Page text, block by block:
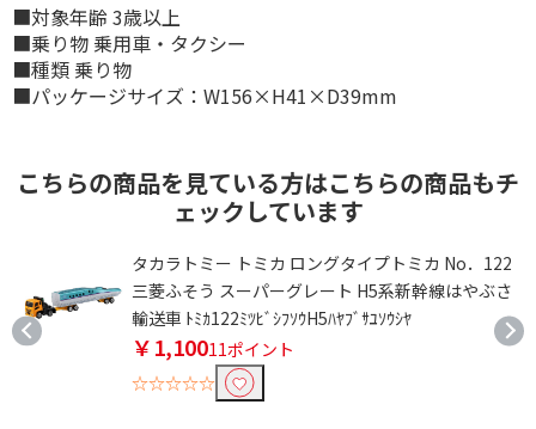
■対象年齢 3歳以上
■乗り物 乗用車・タクシー
■種類 乗り物
■パッケージサイズ：W156×H41×D39mm
こちらの商品を見ている方はこちらの商品もチ
ェックしています
タカラトミー トミカ ロングタイプトミカ No．122
三菱ふそう スーパーグレート H5系新幹線はやぶさ
輸送車 ﾄﾐｶ122ﾐﾂﾋﾞｼﾌｿｳH5ﾊﾔﾌﾞｻﾕｿｳｼﾔ
￥1,10011ポイント
☆☆☆☆☆